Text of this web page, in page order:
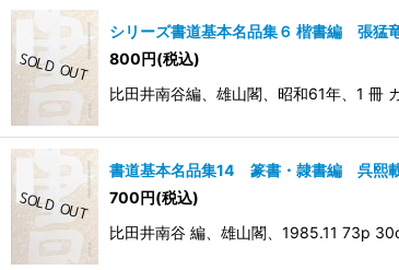
シリーズ書道基本名品集６ 楷書編 張猛
800円(税込)
比田井南谷編、雄山閣、昭和61年、1 冊
書道基本名品集14 篆書・隷書編 呉熙
700円(税込)
比田井南谷 編、雄山閣、1985.11 73p